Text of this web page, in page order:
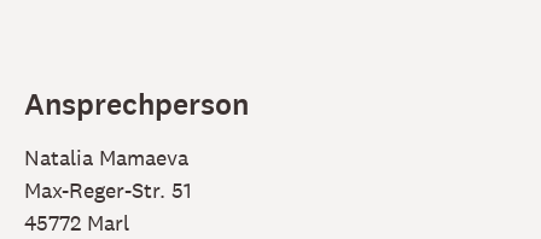
Ansprechperson
Natalia Mamaeva
Max-Reger-Str. 51
45772 Marl